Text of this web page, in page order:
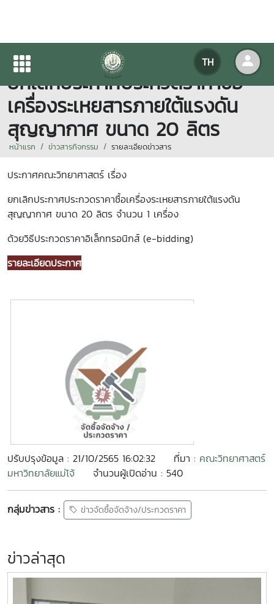
TH
ประกาศคณะวิทยาศาสตร์ เรื่อง
ยกเลิกประกาศประกวดราคาซื้อ
เครื่องระเหยสารภายใต้แรงดัน
สุญญากาศ ขนาด 20 ลิตร
หน้าแรก ข่าวสารกิจกรรม รายละเอียดข่าวสาร
ประกาศคณะวิทยาศาสตร์ เรื่อง
ยกเลิกประกาศประกวดราคาซื้อเครื่องระเหยสารภายใต้แรงดัน
สุญญากาศ ขนาด 20 ลิตร จำนวน 1 เครื่อง
ด้วยวิธีประกวดราคาอิเล็กทรอนิกส์ (e-bidding)
รายละเอียดประกาศ
ปรับปรุงข้อมูล : 21/10/2565 16:02:32 ที่มา : คณะวิทยาศาสตร์
มหาวิทยาลัยแม่โจ้
จำนวนผู้เปิดอ่าน : 540
กลุ่มข่าวสาร : ข่าวจัดซื้อจัดจ้าง/ประกวดราคา
ข่าวล่าสุด